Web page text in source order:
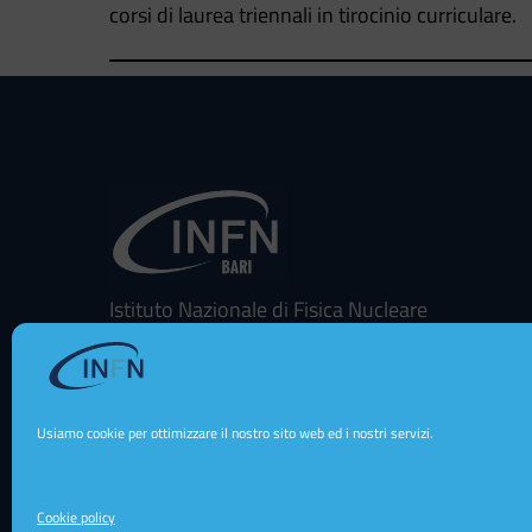
Usiamo cookie per ottimizzare il nostro sito web ed i nostri servizi.
Cookie policy
corsi di laurea triennali in tirocinio curriculare.
Istituto Nazionale di Fisica Nucleare
Sezione di Bari
Via E. Orabona 4 - 70125 - Bari - Italy